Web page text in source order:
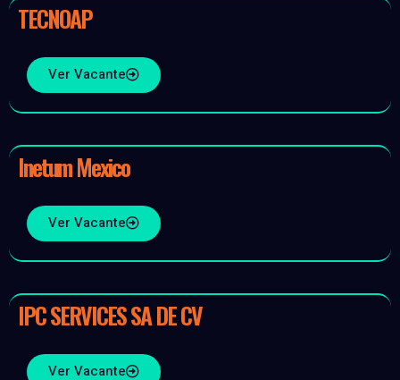
TECNOAP
Ver Vacante
Inetum Mexico
Ver Vacante
IPC SERVICES SA DE CV
Ver Vacante